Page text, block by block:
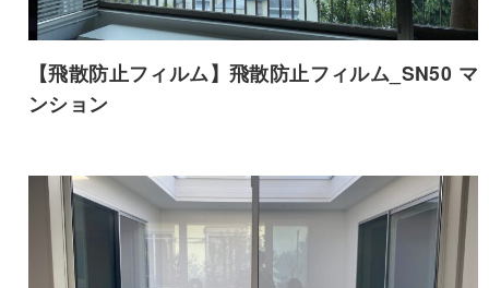
【飛散防止フィルム】飛散防止フィルム_SN50 マ
ンション